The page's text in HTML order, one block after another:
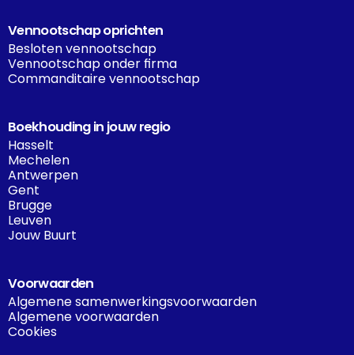
Vennootschap oprichten
Besloten vennootschap
Vennootschap onder firma
Commanditaire vennootschap
Boekhouding in jouw regio
Hasselt
Mechelen
Antwerpen
Gent
Brugge
Leuven
Jouw Buurt
Voorwaarden
Algemene samenwerkingsvoorwaarden
Algemene voorwaarden
Cookies